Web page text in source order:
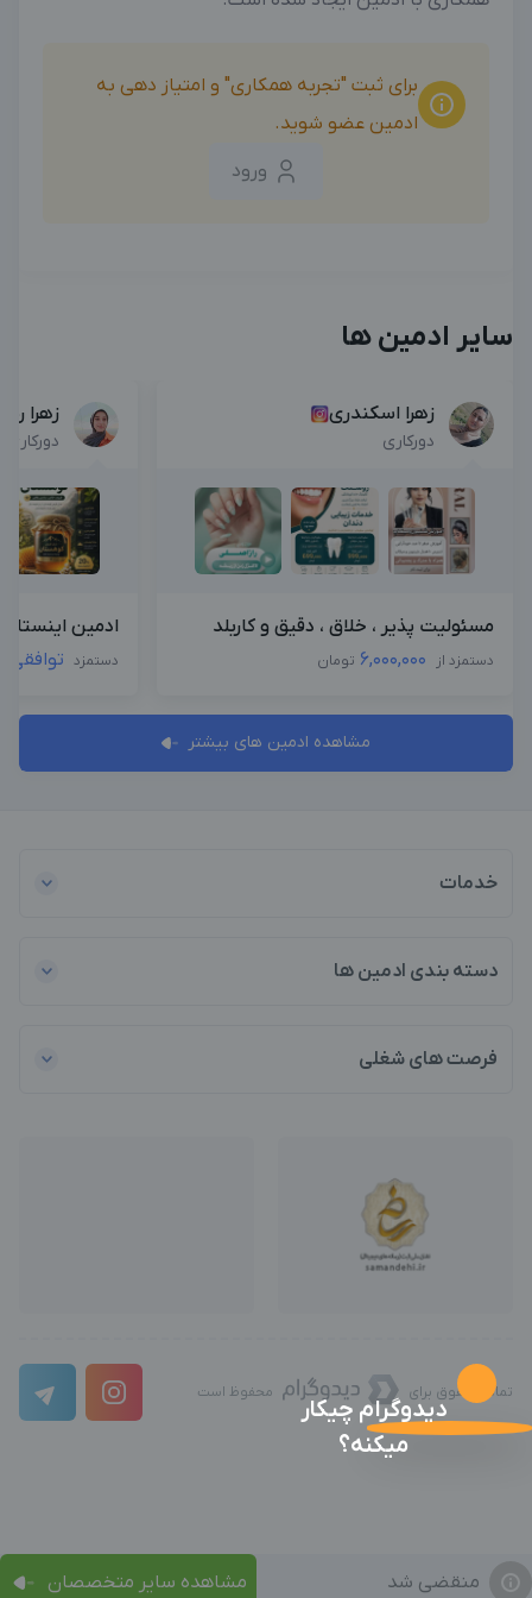
برای ثبت "تجربه همکاری" و امتیاز دهی به
ادمین عضو شوید.
ورود
سایر ادمین ها
زهرا اسکندری
دورکاری
مسئولیت پذیر ، خلاق ، دقیق و کاربلد
دستمزد از 6,000,000 تومان
زهرا
دورکاری
ادمین
دستمزد توافقی
مشاهده ادمین های بیشتر
خدمات
دسته بندی ادمین ها
فرصت های شغلی
تمامی حقوق برای محفوظ است
دیدوگرام چیکار
میکنه؟
منقضی شد مشاهده سایر متخصصان